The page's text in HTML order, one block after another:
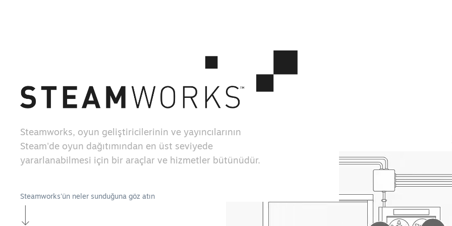
Steamworks, oyun geliştiricilerinin ve yayıncılarının
Steam'de oyun dağıtımından en üst seviyede
yararlanabilmesi için bir araçlar ve hizmetler bütünüdür.
Steamworks'ün neler sunduğuna göz atın